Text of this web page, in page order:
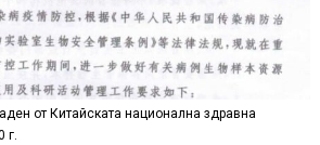
от Китайската национална здравна
г.